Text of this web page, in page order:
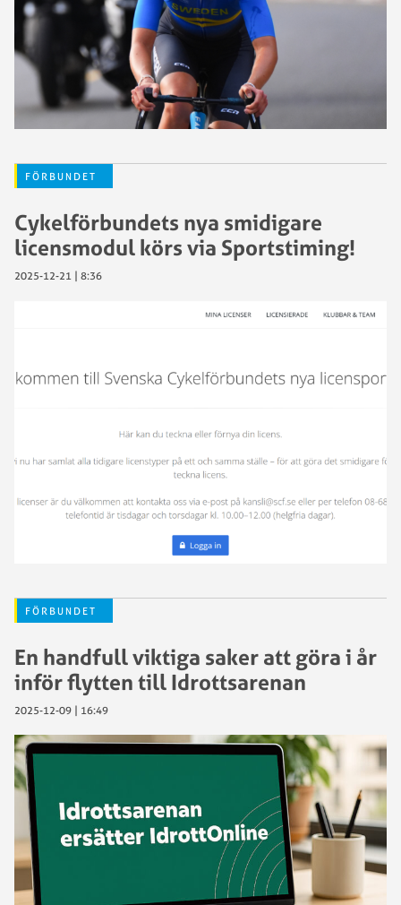
FÖRBUNDET
Cykelförbundets nya smidigare
licensmodul körs via Sportstiming!
2025-12-21 | 8:36
FÖRBUNDET
En handfull viktiga saker att göra i år
inför flytten till Idrottsarenan
2025-12-09 | 16:49